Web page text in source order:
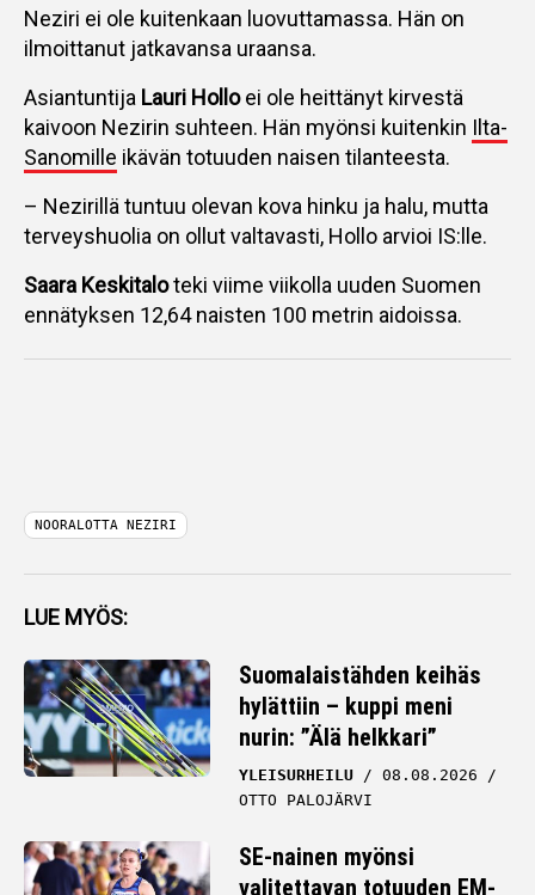
Neziri ei ole kuitenkaan luovuttamassa. Hän on
ilmoittanut jatkavansa uraansa.
Asiantuntija Lauri Holloei ole heittänyt kirvestä
kaivoon Nezirin suhteen. Hän myönsi kuitenkin Ilta-
Sanomille ikävän totuuden naisen tilanteesta.
– Nezirillä tuntuu olevan kova hinku ja halu, mutta
terveyshuolia on ollut valtavasti, Hollo arvioi IS:lle.
Saara Keskitaloteki viime viikolla uuden Suomen
ennätyksen 12,64 naisten 100 metrin aidoissa.
NOORALOTTA NEZIRI
LUE MYÖS:
Suomalaistähden keihäs
hylättiin – kuppi meni
nurin: ”Älä helkkari”
YLEISURHEILU
08.08.2026
OTTO PALOJÄRVI
SE-nainen myönsi
valitettavan totuuden EM-